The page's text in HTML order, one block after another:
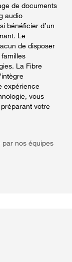
de documents
audio
bénéficier d’un
Le
de disposer
La Fibre
expérience
vous
votre
par nos équipes